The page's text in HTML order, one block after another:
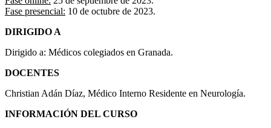
Fase presencial: 10 de octubre de 2023.
DIRIGIDO A
Dirigido a: Médicos colegiados en Granada.
DOCENTES
Christian Adán Díaz, Médico Interno Residente en Neurología.
INFORMACIÓN DEL CURSO